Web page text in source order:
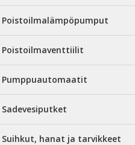
Poistoilmalämpöpumput
Poistoilmaventtiilit
Pumppuautomaatit
Sadevesiputket
Suihkut, hanat ja tarvikkeet